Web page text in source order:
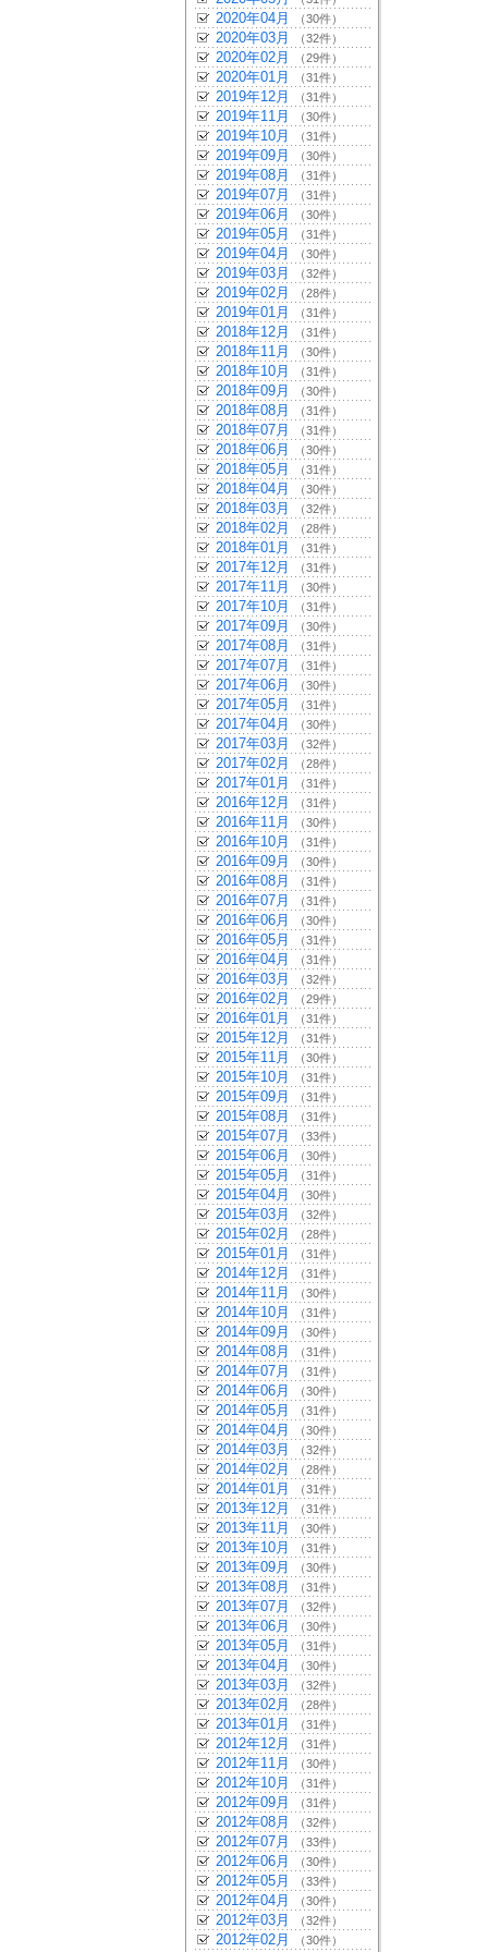
2020年04月 （30件）
2020年03月 （32件）
2020年02月 （29件）
2020年01月 （31件）
2019年12月 （31件）
2019年11月 （30件）
2019年10月 （31件）
2019年09月 （30件）
2019年08月 （31件）
2019年07月 （31件）
2019年06月 （30件）
2019年05月 （31件）
2019年04月 （30件）
2019年03月 （32件）
2019年02月 （28件）
2019年01月 （31件）
2018年12月 （31件）
2018年11月 （30件）
2018年10月 （31件）
2018年09月 （30件）
2018年08月 （31件）
2018年07月 （31件）
2018年06月 （30件）
2018年05月 （31件）
2018年04月 （30件）
2018年03月 （32件）
2018年02月 （28件）
2018年01月 （31件）
2017年12月 （31件）
2017年11月 （30件）
2017年10月 （31件）
2017年09月 （30件）
2017年08月 （31件）
2017年07月 （31件）
2017年06月 （30件）
2017年05月 （31件）
2017年04月 （30件）
2017年03月 （32件）
2017年02月 （28件）
2017年01月 （31件）
2016年12月 （31件）
2016年11月 （30件）
2016年10月 （31件）
2016年09月 （30件）
2016年08月 （31件）
2016年07月 （31件）
2016年06月 （30件）
2016年05月 （31件）
2016年04月 （31件）
2016年03月 （32件）
2016年02月 （29件）
2016年01月 （31件）
2015年12月 （31件）
2015年11月 （30件）
2015年10月 （31件）
2015年09月 （31件）
2015年08月 （31件）
2015年07月 （33件）
2015年06月 （30件）
2015年05月 （31件）
2015年04月 （30件）
2015年03月 （32件）
2015年02月 （28件）
2015年01月 （31件）
2014年12月 （31件）
2014年11月 （30件）
2014年10月 （31件）
2014年09月 （30件）
2014年08月 （31件）
2014年07月 （31件）
2014年06月 （30件）
2014年05月 （31件）
2014年04月 （30件）
2014年03月 （32件）
2014年02月 （28件）
2014年01月 （31件）
2013年12月 （31件）
2013年11月 （30件）
2013年10月 （31件）
2013年09月 （30件）
2013年08月 （31件）
2013年07月 （32件）
2013年06月 （30件）
2013年05月 （31件）
2013年04月 （30件）
2013年03月 （32件）
2013年02月 （28件）
2013年01月 （31件）
2012年12月 （31件）
2012年11月 （30件）
2012年10月 （31件）
2012年09月 （31件）
2012年08月 （32件）
2012年07月 （33件）
2012年06月 （30件）
2012年05月 （33件）
2012年04月 （30件）
2012年03月 （32件）
2012年02月 （30件）